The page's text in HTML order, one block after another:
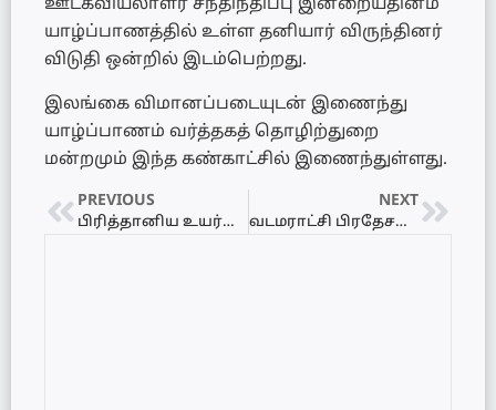
ஊடகவியலாளர் சந்திந்திப்பு இன்றையதினம்
யாழ்ப்பாணத்தில் உள்ள தனியார் விருந்தினர்
விடுதி ஒன்றில் இடம்பெற்றது.
இலங்கை விமானப்படையுடன் இணைந்து
யாழ்ப்பாணம் வர்த்தகத் தொழிற்துறை
மன்றமும் இந்த கண்காட்சில் இணைந்துள்ளது.
PREVIOUS
பிரித்தானிய உயர்ஸ்தானிகருடன் ரெலோ சந்திப்பு
NEXT
வடமராட்சி பிரதேசத்தின் உட்கட்டமைப்பு பிரச்சினைகளுக்கு விரைவில் தீர்வு வழங்கப்படும் என ஆளுநர் தெரிவிப்பு